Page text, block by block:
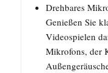
Drehbares
Genießen Sie
Videospielen
Mikrofons, der